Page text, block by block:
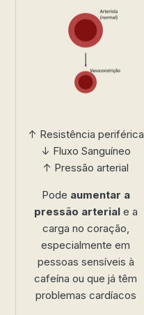
↑ Resistência periférica
↓ Fluxo Sanguíneo
↑ Pressão arterial
Pode aumentar a
pressão arteriale a
carga no coração,
especialmente em
pessoas sensíveis à
cafeína ou que já têm
problemas cardíacos